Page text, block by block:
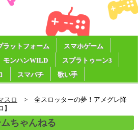
ラットフォーム
スマホゲーム
モンハンWILD
スプラトゥーン3
スマパチ 歌い手
スロ
全スロッターの夢！アメグレ降
ちゃんねる